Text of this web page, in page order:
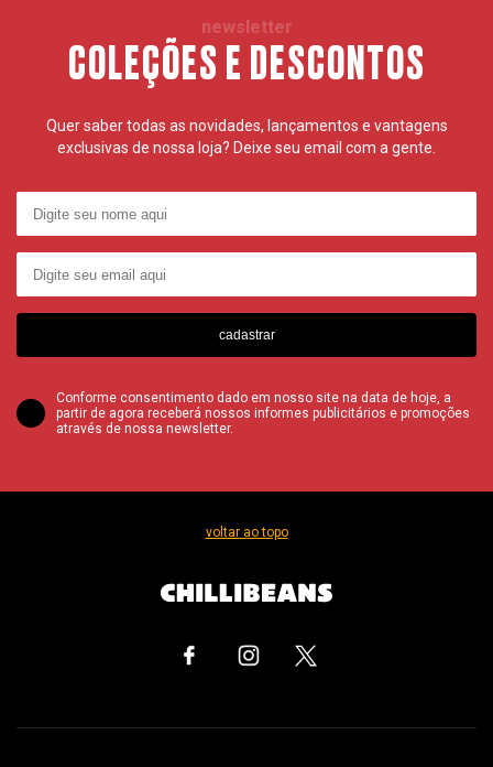
newsletter
COLEÇÕES E DESCONTOS
Quer saber todas as novidades, lançamentos e vantagens
exclusivas de nossa loja? Deixe seu email com a gente.
cadastrar
Conforme consentimento dado em nosso site na data de hoje, a
partir de agora receberá nossos informes publicitários e promoções
através de nossa newsletter.
voltar ao topo